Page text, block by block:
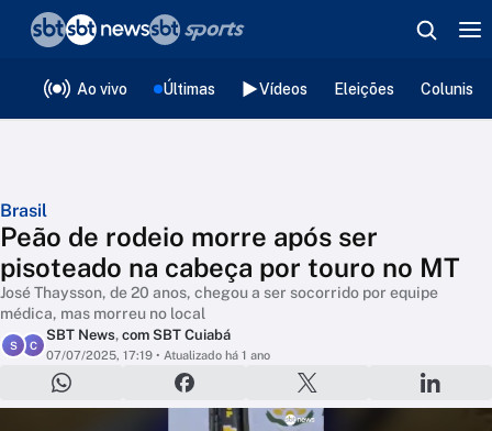
Ao vivo Últimas Vídeos Eleições
Brasil
Peão de rodeio morre após ser
pisoteado na cabeça por touro no MT
José Thaysson, de 20 anos, chegou a ser socorrido por equipe
médica, mas morreu no local
S C
SBT News, com SBT Cuiabá
07/07/2025, 17:19 • Atualizado há 1 ano
❮voltar
Editorias